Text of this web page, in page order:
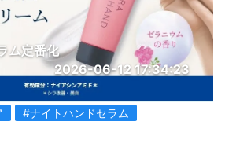
ム定番化
2026-06-12 17:34:23
#ナイトハンドセラム